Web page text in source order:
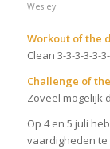
Wesley
Workout of the
Clean 3-3-3-3-3-
Challenge of
Zoveel mogelijk
Op 4 en 5 juli
vaardigheden te